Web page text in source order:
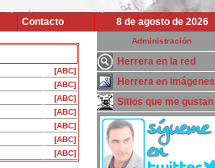
8 de agosto de 2026
[ABC]
[ABC]
[ABC]
[ABC]
[ABC]
[ABC]
[ABC]
Administración
Herrera en la red
Herrera en imágenes
Sitios que me gustan
Contacto